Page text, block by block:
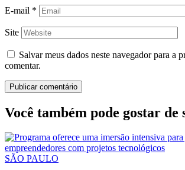
E-mail *
Site
Salvar meus dados neste navegador para a
comentar.
Você também pode gostar de
SÃO PAULO